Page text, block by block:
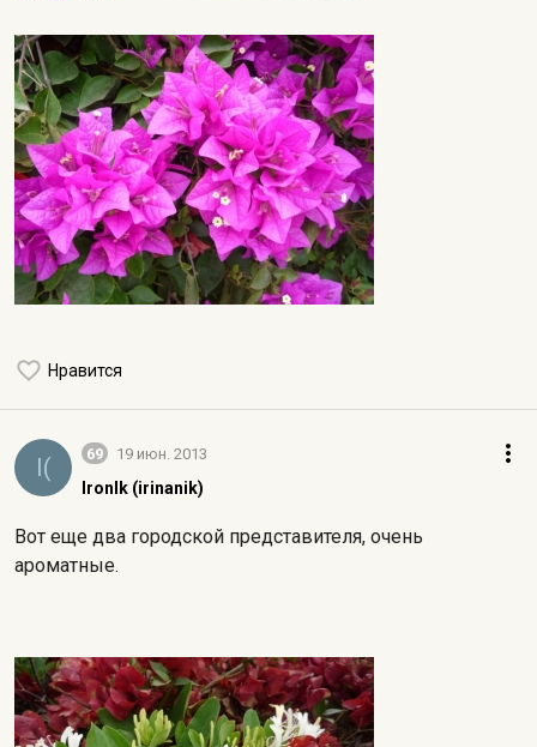
Нравится
I( 69 19 июн. 2013
IronIk (irinanik)
Вот еще два городской представителя, очень
ароматные.